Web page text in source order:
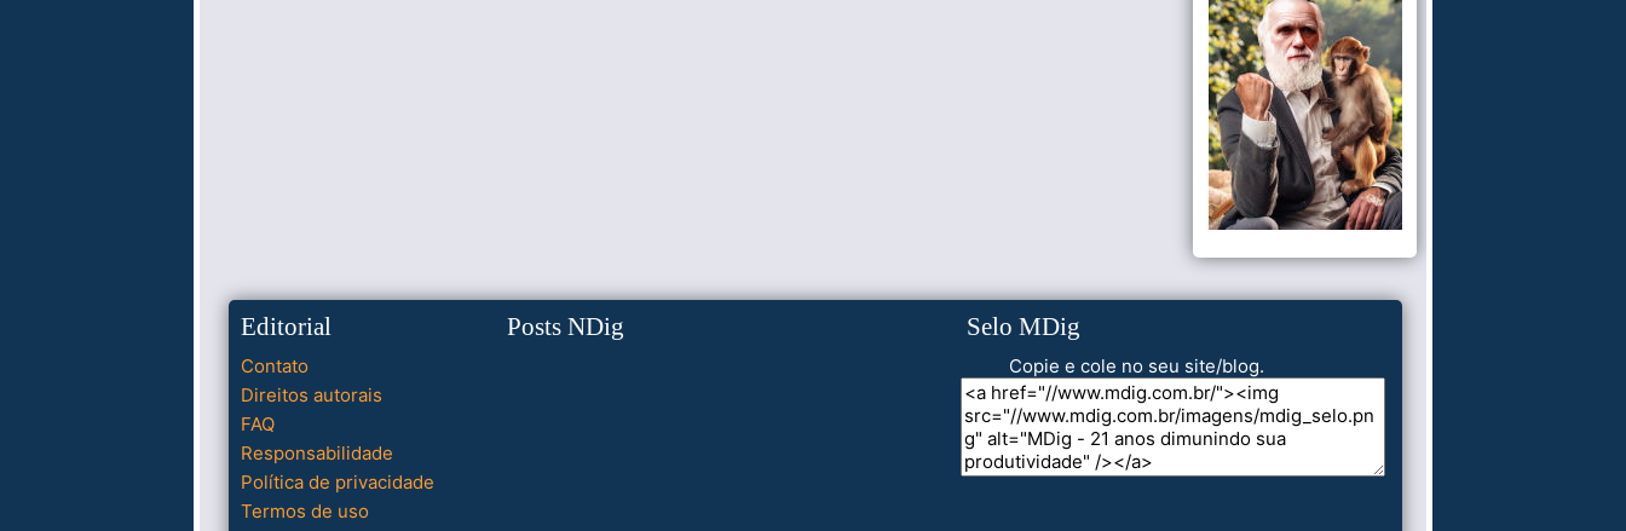
Editorial
Contato
Direitos autorais
FAQ
Responsabilidade
Política de privacidade
Termos de uso
Posts NDig Selo MDig
Copie e cole no seu site/blog.